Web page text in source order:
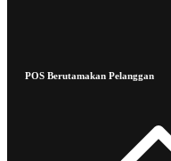
POS Berutamakan Pelanggan